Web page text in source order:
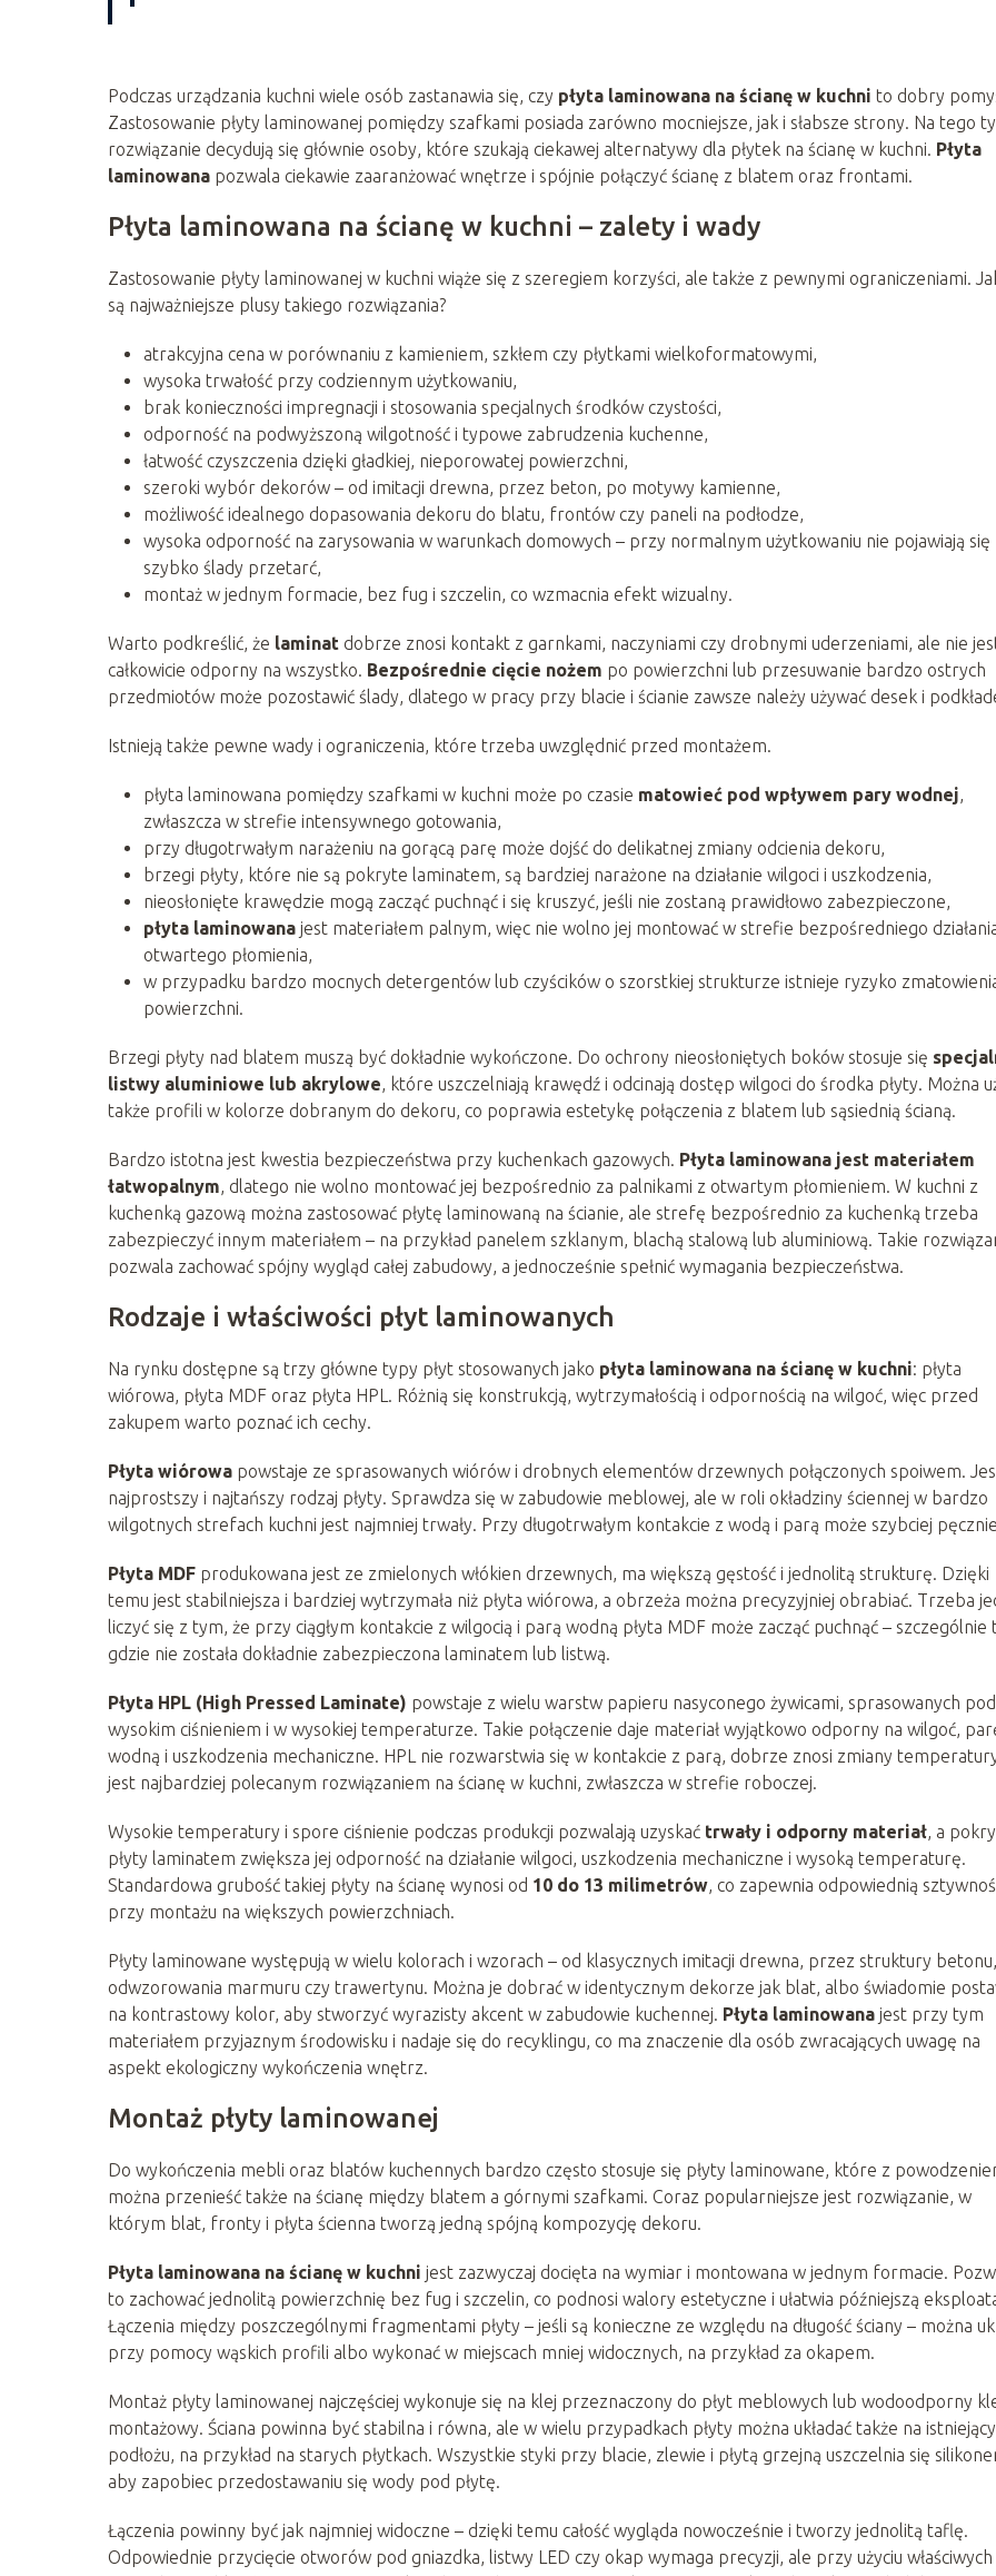
Podczas urządzania kuchni wiele osób zastanawia się, czy płyta laminowana na ścianę w kuchni to dobry
Zastosowanie płyty laminowanej pomiędzy szafkami posiada zarówno mocniejsze, jak i słabsze strony. Na tego
rozwiązanie decydują się głównie osoby, które szukają ciekawej alternatywy dla płytek na ścianę w kuchni. Płyta
laminowana pozwala ciekawie zaaranżować wnętrze i spójnie połączyć ścianę z blatem oraz frontami.
Płyta laminowana na ścianę w kuchni – zalety i wady
Zastosowanie płyty laminowanej w kuchni wiąże się z szeregiem korzyści, ale także z pewnymi ograniczeniami.
są najważniejsze plusy takiego rozwiązania?
atrakcyjna cena w porównaniu z kamieniem, szkłem czy płytkami wielkoformatowymi,
wysoka trwałość przy codziennym użytkowaniu,
brak konieczności impregnacji i stosowania specjalnych środków czystości,
odporność na podwyższoną wilgotność i typowe zabrudzenia kuchenne,
łatwość czyszczenia dzięki gładkiej, nieporowatej powierzchni,
szeroki wybór dekorów – od imitacji drewna, przez beton, po motywy kamienne,
możliwość idealnego dopasowania dekoru do blatu, frontów czy paneli na podłodze,
wysoka odporność na zarysowania w warunkach domowych – przy normalnym użytkowaniu nie pojawiają się
szybko ślady przetarć,
montaż w jednym formacie, bez fug i szczelin, co wzmacnia efekt wizualny.
Warto podkreślić, że laminat dobrze znosi kontakt z garnkami, naczyniami czy drobnymi uderzeniami, ale nie
całkowicie odporny na wszystko. Bezpośrednie cięcie nożem po powierzchni lub przesuwanie bardzo ostrych
przedmiotów może pozostawić ślady, dlatego w pracy przy blacie i ścianie zawsze należy używać desek i
Istnieją także pewne wady i ograniczenia, które trzeba uwzględnić przed montażem.
płyta laminowana pomiędzy szafkami w kuchni może po czasie matowieć pod wpływem pary wodnej,
zwłaszcza w strefie intensywnego gotowania,
przy długotrwałym narażeniu na gorącą parę może dojść do delikatnej zmiany odcienia dekoru,
brzegi płyty, które nie są pokryte laminatem, są bardziej narażone na działanie wilgoci i uszkodzenia,
nieosłonięte krawędzie mogą zacząć puchnąć i się kruszyć, jeśli nie zostaną prawidłowo zabezpieczone,
płyta laminowana jest materiałem palnym, więc nie wolno jej montować w strefie bezpośredniego
otwartego płomienia,
w przypadku bardzo mocnych detergentów lub czyścików o szorstkiej strukturze istnieje ryzyko
powierzchni.
Brzegi płyty nad blatem muszą być dokładnie wykończone. Do ochrony nieosłoniętych boków stosuje się
listwy aluminiowe lub akrylowe, które uszczelniają krawędź i odcinają dostęp wilgoci do środka płyty. Można
także profili w kolorze dobranym do dekoru, co poprawia estetykę połączenia z blatem lub sąsiednią ścianą.
Bardzo istotna jest kwestia bezpieczeństwa przy kuchenkach gazowych. Płyta laminowana jest materiałem
łatwopalnym, dlatego nie wolno montować jej bezpośrednio za palnikami z otwartym płomieniem. W kuchni z
kuchenką gazową można zastosować płytę laminowaną na ścianie, ale strefę bezpośrednio za kuchenką trzeba
zabezpieczyć innym materiałem – na przykład panelem szklanym, blachą stalową lub aluminiową. Takie
pozwala zachować spójny wygląd całej zabudowy, a jednocześnie spełnić wymagania bezpieczeństwa.
Rodzaje i właściwości płyt laminowanych
Na rynku dostępne są trzy główne typy płyt stosowanych jako płyta laminowana na ścianę w kuchni: płyta
wiórowa, płyta MDF oraz płyta HPL. Różnią się konstrukcją, wytrzymałością i odpornością na wilgoć, więc przed
zakupem warto poznać ich cechy.
Płyta wiórowa powstaje ze sprasowanych wiórów i drobnych elementów drzewnych połączonych spoiwem.
najprostszy i najtańszy rodzaj płyty. Sprawdza się w zabudowie meblowej, ale w roli okładziny ściennej w bardzo
wilgotnych strefach kuchni jest najmniej trwały. Przy długotrwałym kontakcie z wodą i parą może szybciej
Płyta MDF produkowana jest ze zmielonych włókien drzewnych, ma większą gęstość i jednolitą strukturę. Dzięki
temu jest stabilniejsza i bardziej wytrzymała niż płyta wiórowa, a obrzeża można precyzyjniej obrabiać. Trzeba
liczyć się z tym, że przy ciągłym kontakcie z wilgocią i parą wodną płyta MDF może zacząć puchnąć – szczególnie
gdzie nie została dokładnie zabezpieczona laminatem lub listwą.
Płyta HPL (High Pressed Laminate) powstaje z wielu warstw papieru nasyconego żywicami, sprasowanych pod
wysokim ciśnieniem i w wysokiej temperaturze. Takie połączenie daje materiał wyjątkowo odporny na wilgoć,
wodną i uszkodzenia mechaniczne. HPL nie rozwarstwia się w kontakcie z parą, dobrze znosi zmiany
jest najbardziej polecanym rozwiązaniem na ścianę w kuchni, zwłaszcza w strefie roboczej.
Wysokie temperatury i spore ciśnienie podczas produkcji pozwalają uzyskać trwały i odporny materiał, a
płyty laminatem zwiększa jej odporność na działanie wilgoci, uszkodzenia mechaniczne i wysoką temperaturę.
Standardowa grubość takiej płyty na ścianę wynosi od 10 do 13 milimetrów, co zapewnia odpowiednią
przy montażu na większych powierzchniach.
Płyty laminowane występują w wielu kolorach i wzorach – od klasycznych imitacji drewna, przez struktury
odwzorowania marmuru czy trawertynu. Można je dobrać w identycznym dekorze jak blat, albo świadomie
na kontrastowy kolor, aby stworzyć wyrazisty akcent w zabudowie kuchennej. Płyta laminowana jest przy tym
materiałem przyjaznym środowisku i nadaje się do recyklingu, co ma znaczenie dla osób zwracających uwagę na
aspekt ekologiczny wykończenia wnętrz.
Montaż płyty laminowanej
Do wykończenia mebli oraz blatów kuchennych bardzo często stosuje się płyty laminowane, które z
można przenieść także na ścianę między blatem a górnymi szafkami. Coraz popularniejsze jest rozwiązanie, w
którym blat, fronty i płyta ścienna tworzą jedną spójną kompozycję dekoru.
Płyta laminowana na ścianę w kuchni jest zazwyczaj docięta na wymiar i montowana w jednym formacie.
to zachować jednolitą powierzchnię bez fug i szczelin, co podnosi walory estetyczne i ułatwia późniejszą
Łączenia między poszczególnymi fragmentami płyty – jeśli są konieczne ze względu na długość ściany – można
przy pomocy wąskich profili albo wykonać w miejscach mniej widocznych, na przykład za okapem.
Montaż płyty laminowanej najczęściej wykonuje się na klej przeznaczony do płyt meblowych lub wodoodporny
montażowy. Ściana powinna być stabilna i równa, ale w wielu przypadkach płyty można układać także na
podłożu, na przykład na starych płytkach. Wszystkie styki przy blacie, zlewie i płytą grzejną uszczelnia się
aby zapobiec przedostawaniu się wody pod płytę.
Łączenia powinny być jak najmniej widoczne – dzięki temu całość wygląda nowocześnie i tworzy jednolitą taflę.
Odpowiednie przycięcie otworów pod gniazdka, listwy LED czy okap wymaga precyzji, ale przy użyciu właściwych